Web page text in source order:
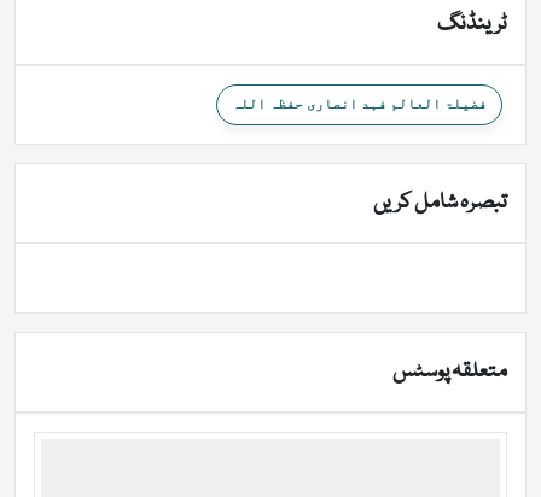
ٹرینڈنگ
فضیلۃ العالم فہد انصاری حفظہ اللہ
تبصرہ شامل کریں
متعلقہ پوسٹس